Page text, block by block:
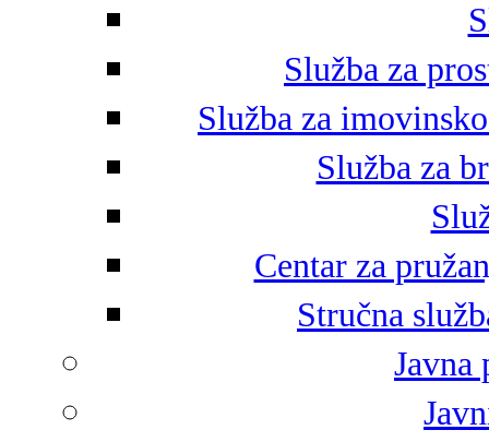
Služba za
Služba za
Služba za
Centar za
Stručna
Javna